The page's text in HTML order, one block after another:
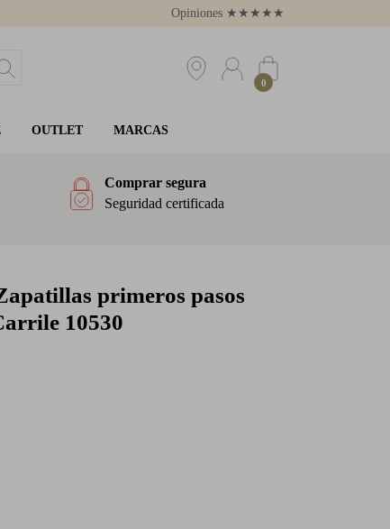
Opiniones ★ ★ ★ ★ ★
0
OUTLET MARCAS
Comprar segura
Seguridad certificada
primeros pasos
10530